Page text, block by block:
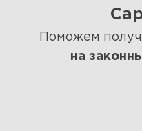
Поможем
на